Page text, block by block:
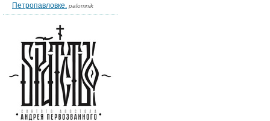
Петропавловке. palomnik